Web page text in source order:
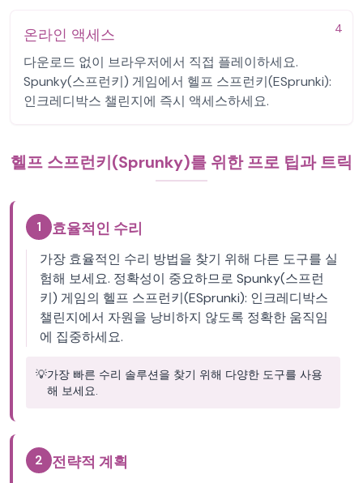
4
온라인 액세스
다운로드 없이 브라우저에서 직접 플레이하세요.
Spunky(스프런키) 게임에서 헬프 스프런키(ESprunki):
인크레디박스 챌린지에 즉시 액세스하세요.
헬프 스프런키(Sprunky)를 위한 프로 팁과 트릭
1 효율적인 수리
가장 효율적인 수리 방법을 찾기 위해 다른 도구를 실
험해 보세요. 정확성이 중요하므로 Spunky(스프런
키) 게임의 헬프 스프런키(ESprunki): 인크레디박스
챌린지에서 자원을 낭비하지 않도록 정확한 움직임
에 집중하세요.
💡가장 빠른 수리 솔루션을 찾기 위해 다양한 도구를 사용
해 보세요.
2 전략적 계획